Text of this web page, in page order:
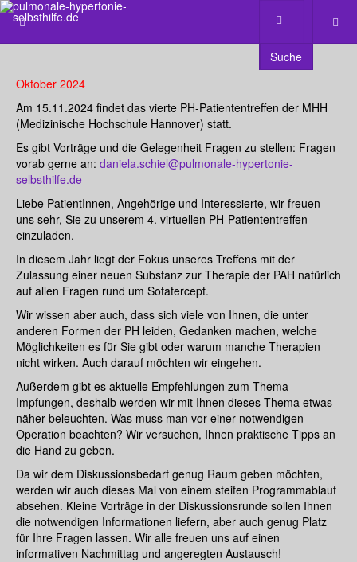
Suche
Oktober 2024
Am 15.11.2024 findet das vierte PH-Patiententreffen der MHH
(Medizinische Hochschule Hannover) statt.
Es gibt Vorträge und die Gelegenheit Fragen zu stellen: Fragen
vorab gerne an: daniela.schiel@pulmonale-hypertonie-
selbsthilfe.de
Liebe PatientInnen, Angehörige und Interessierte, wir freuen
uns sehr, Sie zu unserem 4. virtuellen PH-Patiententreffen
einzuladen.
In diesem Jahr liegt der Fokus unseres Treffens mit der
Zulassung einer neuen Substanz zur Therapie der PAH natürlich
auf allen Fragen rund um Sotatercept.
Wir wissen aber auch, dass sich viele von Ihnen, die unter
anderen Formen der PH leiden, Gedanken machen, welche
Möglichkeiten es für Sie gibt oder warum manche Therapien
nicht wirken. Auch darauf möchten wir eingehen.
Außerdem gibt es aktuelle Empfehlungen zum Thema
Impfungen, deshalb werden wir mit Ihnen dieses Thema etwas
näher beleuchten. Was muss man vor einer notwendigen
Operation beachten? Wir versuchen, Ihnen praktische Tipps an
die Hand zu geben.
Da wir dem Diskussionsbedarf genug Raum geben möchten,
werden wir auch dieses Mal von einem steifen Programmablauf
absehen. Kleine Vorträge in der Diskussionsrunde sollen Ihnen
die notwendigen Informationen liefern, aber auch genug Platz
für Ihre Fragen lassen. Wir alle freuen uns auf einen
informativen Nachmittag und angeregten Austausch!